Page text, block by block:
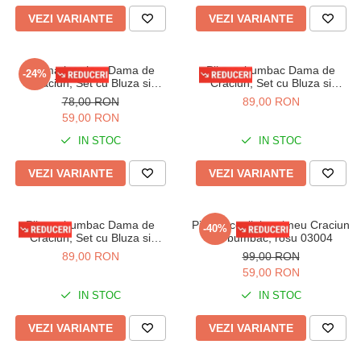
VEZI VARIANTE VEZI VARIANTE
-24%
Pijama bumbac Dama de
Craciun, Set cu Bluza si
Pantaloni lungi, rosu 01001
78,00 RON
59,00 RON
IN STOC
VEZI VARIANTE
Pijama bumbac Dama de
Craciun, Set cu Bluza si
Pantaloni lungi, rosu 01019
89,00 RON
IN STOC
VEZI VARIANTE
Pijama bumbac Dama de
Craciun, Set cu Bluza si
Pantaloni lungi, verde 01015
89,00 RON
IN STOC
VEZI VARIANTE
-40%
Pijama copii, imprimeu Craciun
din bumbac, rosu 03004
99,00 RON
59,00 RON
IN STOC
VEZI VARIANTE